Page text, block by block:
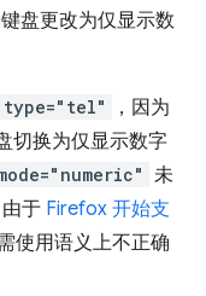
盘更改为仅显示数
type="tel"
，因为
切换为仅显示数字
未
于 Firefox 开始支
使用语义上不正确